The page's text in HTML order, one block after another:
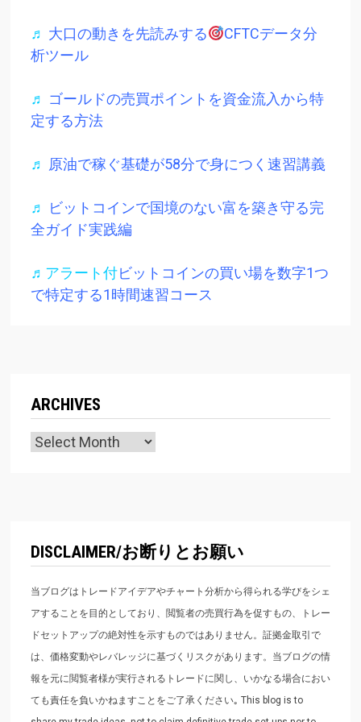
♬ 大口の動きを先読みする
CFTCデータ分
析ツール
♬ ゴールドの売買ポイントを資金流入から特
定する方法
♬ 原油で稼ぐ基礎が58分で身につく速習講義
♬
ビットコインで国境のない富を築き守る完
全ガイド実践編
♬アラート付ビットコインの買い場を数字1つ
で特定する1時間速習コース
ARCHIVES
Archives
DISCLAIMER/お断りとお願い
当ブログはトレードアイデアやチャート分析から得られる学びをシェ
アすることを目的としており、閲覧者の売買行為を促すもの、トレー
ドセットアップの絶対性を示すものではありません。証拠金取引で
は、価格変動やレバレッジに基づくリスクがあります。当ブログの情
報を元に閲覧者様が実行されるトレードに関し、いかなる場合におい
ても責任を負いかねますことをご了承ください｡ This blog is to